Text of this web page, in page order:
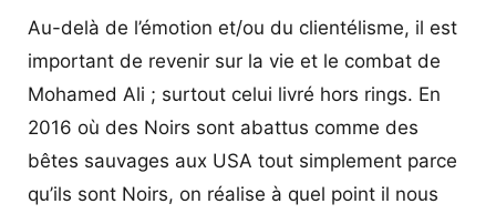
Au-delà de l’émotion et/ou du clientélisme, il est
important de revenir sur la vie et le combat de
Mohamed Ali ; surtout celui livré hors rings. En
2016 où des Noirs sont abattus comme des
bêtes sauvages aux USA tout simplement parce
qu’ils sont Noirs, on réalise à quel point il nous